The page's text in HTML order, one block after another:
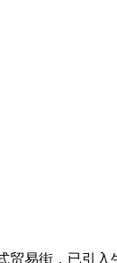
贸易街，已引